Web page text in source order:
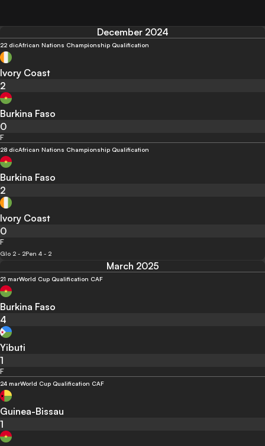
December 2024
22 dicAfrican Nations Championship Qualification
Ivory Coast
2
Burkina Faso
0
F
28 dicAfrican Nations Championship Qualification
Burkina Faso
2
Ivory Coast
0
F
Glo 2 - 2Pen 4 - 2
March 2025
21 marWorld Cup Qualification CAF
Burkina Faso
4
Yibuti
1
F
24 marWorld Cup Qualification CAF
Guinea-Bissau
1